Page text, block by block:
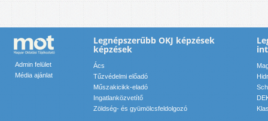
Admin felület
Média ajánlat
Legnépszerűbb OKJ képzések
képzések
Ács
Tűzvédelmi előadó
Műszakicikk-eladó
Ingatlanközvetítő
Zöldség- és gyümölcsfeldolgozó